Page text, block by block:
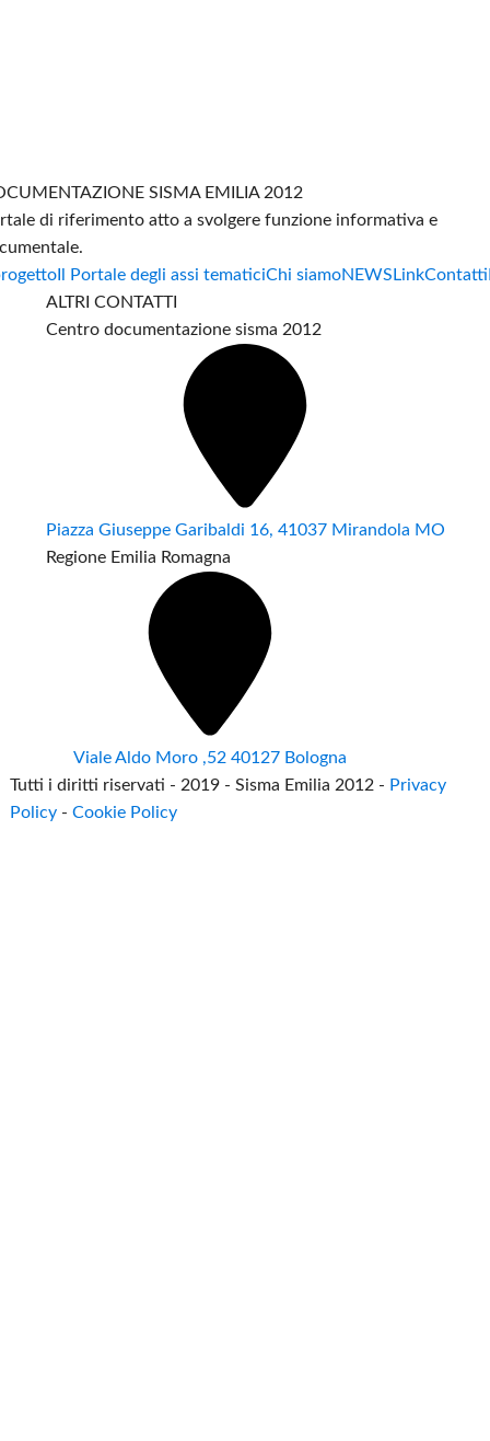
SISMA EMILIA 2012
di riferimento atto a svolgere funzione informativa e
Il Portale degli assi tematiciChi siamoNEWS LinkContatti
ALTRI CONTATTI
Centro documentazione sisma 2012
Piazza Giuseppe Garibaldi 16, 41037 Mirandola MO
Regione Emilia Romagna
Viale Aldo Moro ,52 40127 Bologna
Tutti i diritti riservati - 2019 - Sisma Emilia 2012 - Privacy
Policy -Cookie Policy